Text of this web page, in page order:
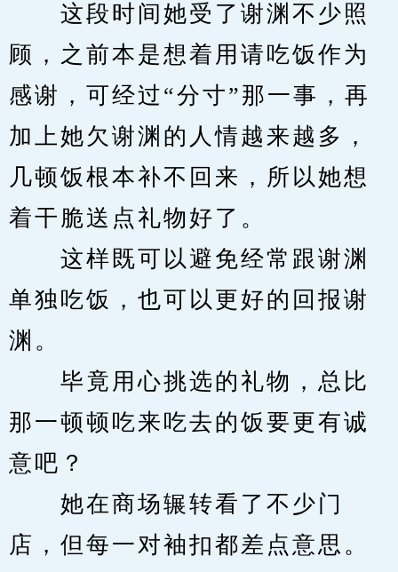
这段时间她受了谢渊不少照
顾，之前本是想着用请吃饭作为
感谢，可经过“分寸”那一事，再
加上她欠谢渊的人情越来越多，
几顿饭根本补不回来，所以她想
着干脆送点礼物好了。
这样既可以避免经常跟谢渊
单独吃饭，也可以更好的回报谢
渊。
毕竟用心挑选的礼物，总比
那一顿顿吃来吃去的饭要更有诚
意吧？
她在商场辗转看了不少门
店，但每一对袖扣都差点意思。